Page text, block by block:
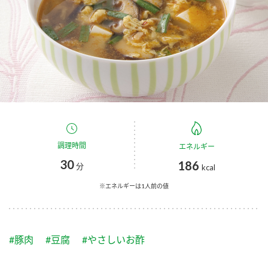
お酢ドリンク ぽん酢
みりん風・料理酒 鍋用調味料
スープ 中華
ブランド・スペシャルサイト
ブランド・スペシャルサイト トップ
商品ブランドサイト
Fibee（ファイビー）
カンタン酢
お酢ドリンク
かおりの蔵
つゆ
企業情報
国内事業概要
ミツカングループについて
企業理念
ミツカンを知る
水の文化センター（アーカイブ）
調理時間
30分
エネルギー
186 kcal
※エネルギーは1人前の値
#豚肉 #豆腐 #やさしいお酢